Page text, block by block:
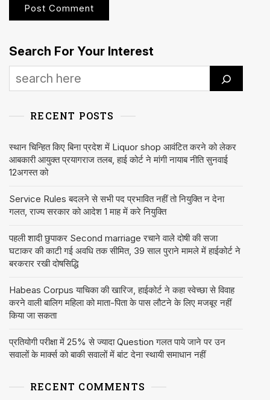
Search For Your Interest
RECENT POSTS
स्थान चिन्हित किए बिना प्रदेश में Liquor shop आवंटित करने को लेकर
आबकारी आयुक्त प्रयागराज तलब, हाई कोर्ट ने मांगी नायाब नीति सुनवाई
12अगस्त को
Service Rules बदलने से सभी पद प्रभावित नहीं तो नियुक्ति न देना
गलत, राज्य सरकार को आदेश 1 माह में करे नियुक्ति
पहली शादी छुपाकर Second marriage रचाने वाले दोषी की सजा
घटाकर की काटी गई अवधि तक सीमित, 39 साल पुराने मामले में हाईकोर्ट ने
बरकरार रखी दोषसिद्धि
Habeas Corpus याचिका की खारिज, हाईकोर्ट ने कहा स्वेच्छा से विवाह
करने वाली बालिग महिला को माता-पिता के पास लौटने के लिए मजबूर नहीं
किया जा सकता
प्रतियोगी परीक्षा में 25% से ज्यादा Question गलत पाये जाने पर उन
सवालों के मार्क्स को बाकी सवालों में बांट देना स्थायी समाधान नहीं
RECENT COMMENTS